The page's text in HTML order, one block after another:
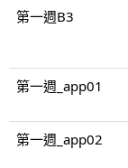
第一週B3
第一週_app01
第一週_app02